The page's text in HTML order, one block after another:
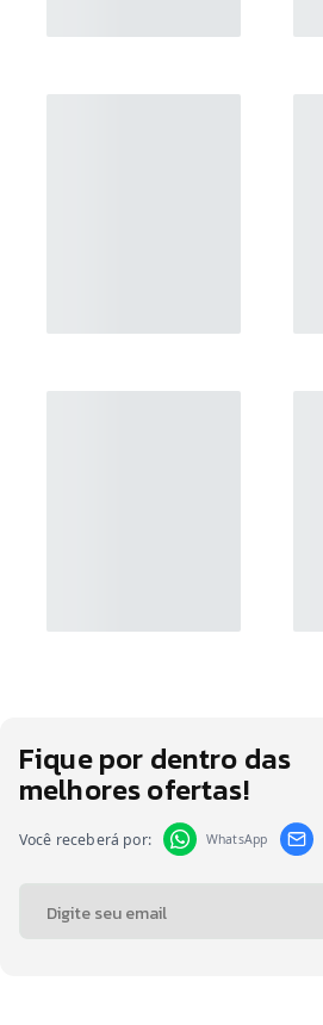
Fique por dentro das
melhores ofertas!
Você receberá por: WhatsApp